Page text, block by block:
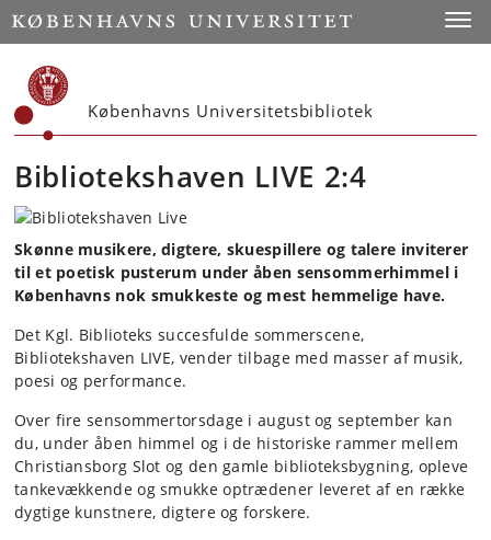
Start
Københavns Universitetsbibliotek
Bibliotekshaven LIVE 2:4
Skønne musikere, digtere, skuespillere og talere inviterer
til et poetisk pusterum under åben sensommerhimmel i
Københavns nok smukkeste og mest hemmelige have.
Det Kgl. Biblioteks succesfulde sommerscene,
Bibliotekshaven LIVE, vender tilbage med masser af musik,
poesi og performance.
Over fire sensommertorsdage i august og september kan
du, under åben himmel og i de historiske rammer mellem
Christiansborg Slot og den gamle biblioteksbygning, opleve
tankevækkende og smukke optrædener leveret af en række
dygtige kunstnere, digtere og forskere.